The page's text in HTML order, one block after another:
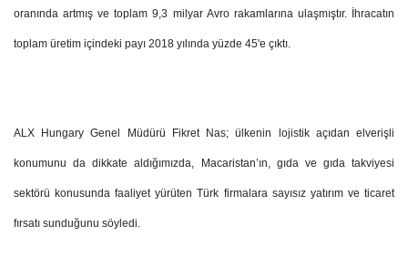
oranında artmış ve toplam 9,3 milyar Avro rakamlarına ulaşmıştır. İhracatın
toplam üretim içindeki payı 2018 yılında yüzde 45'e çıktı.
ALX Hungary Genel Müdürü Fikret Nas; ülkenin lojistik açıdan elverişli
konumunu da dikkate aldığımızda, Macaristan’ın, gıda ve gıda takviyesi
sektörü konusunda faaliyet yürüten Türk firmalara sayısız yatırım ve ticaret
fırsatı sunduğunu söyledi.